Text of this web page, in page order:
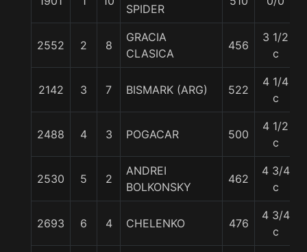
SPIDER
2552 2 8
GRACIA
CLASICA
456
3 1/2
c
2142 3 7 BISMARK (ARG) 522
4 1/4
c
2488 4 3 POGACAR 500
4 1/2
c
2530 5 2
ANDREI
BOLKONSKY
462
4 3/4
c
2693 6 4 CHELENKO 476
4 3/4
c